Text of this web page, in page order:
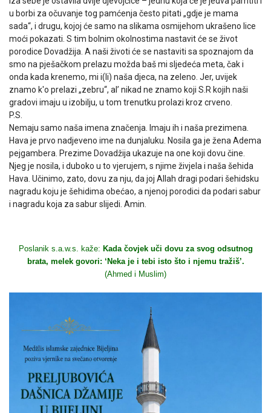
u borbi za očuvanje tog pamćenja često pitati „gdje je mama
sada“, i drugu, kojoj će samo na slikama osmijehom ukrašeno lice
moći pokazati. S tim bolnim okolnostima nastavit će se život
porodice Dovadžija. A naši životi će se nastaviti sa spoznajom da
smo na pješačkom prelazu možda baš mi sljedeća meta, čak i
onda kada krenemo, mi i(li) naša djeca, na zeleno. Jer, uvijek
znamo k'o prelazi „zebru“, al’ nikad ne znamo koji S.R kojih naši
gradovi imaju u izobilju, u tom trenutku prolazi kroz crveno.
P.S.
Nemaju samo naša imena značenja. Imaju ih i naša prezimena.
Hava je prvo nadjeveno ime na dunjaluku. Nosila ga je žena Adema
pejgambera. Prezime Dovadžija ukazuje na one koji dovu čine.
Njeg je nosila, i duboko u to vjerujem, s njime živjela i naša šehida
Hava. Učinimo, zato, dovu za nju, da joj Allah dragi podari šehidsku
nagradu koju je šehidima obećao, a njenoj porodici da podari sabur
i nagradu koja za sabur slijedi. Amin.
Poslanik s.a.w.s. kaže: Kada čovjek uči dovu za svog odsutnog
brata, melek govori: ‘Neka je i tebi isto što i njemu tražiš’.
(Ahmed i Muslim)